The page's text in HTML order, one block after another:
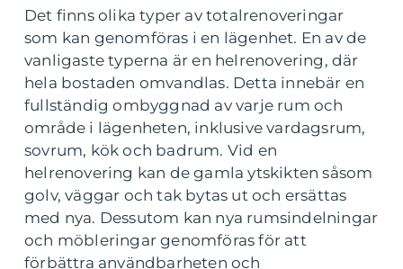
Det finns olika typer av totalrenoveringar
som kan genomföras i en lägenhet. En av de
vanligaste typerna är en helrenovering, där
hela bostaden omvandlas. Detta innebär en
fullständig ombyggnad av varje rum och
område i lägenheten, inklusive vardagsrum,
sovrum, kök och badrum. Vid en
helrenovering kan de gamla ytskikten såsom
golv, väggar och tak bytas ut och ersättas
med nya. Dessutom kan nya rumsindelningar
och möbleringar genomföras för att
förbättra användbarheten och